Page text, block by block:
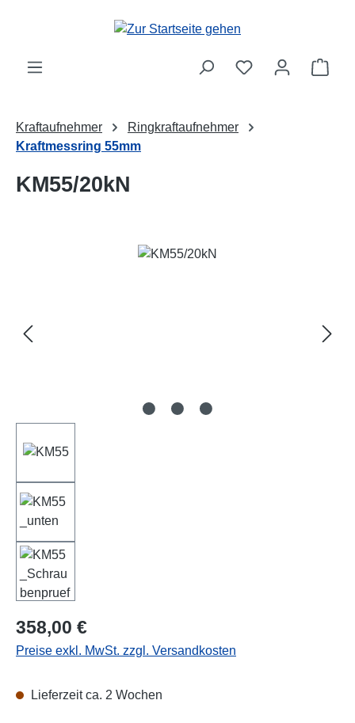
Zum Hauptinhalt springen
Kraftaufnehmer
Ringkraftaufnehmer
Kraftmessring 55mm
KM55/20kN
Bildergalerie überspringen
Regulärer Preis:
358,00 €
Preise exkl. MwSt. zzgl. Versandkosten
Lieferzeit ca. 2 Wochen